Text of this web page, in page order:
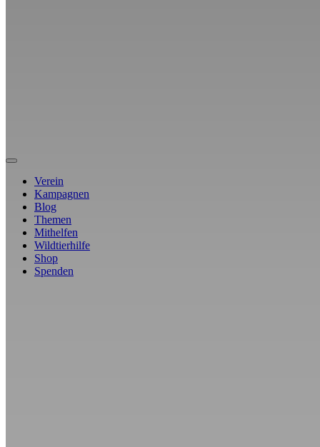
Verein
Kampagnen
Blog
Themen
Mithelfen
Wildtierhilfe
Shop
Spenden